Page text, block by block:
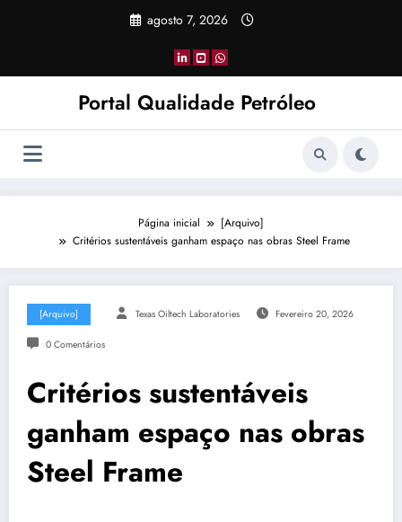
agosto 7, 2026
Portal Qualidade Petróleo
Página inicial
[Arquivo]
Critérios sustentáveis ganham espaço nas obras Steel Frame
[Arquivo] Texas Oiltech Laboratories Fevereiro 20, 2026
0 Comentários
Critérios sustentáveis
ganham espaço nas obras
Steel Frame